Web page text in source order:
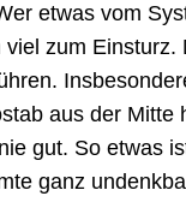
etwas vom
viel zum Einsturz.
aus der Mitte
gut. So etwas
ganz